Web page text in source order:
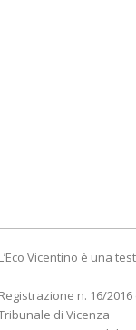
L’Eco Vicentino è una
Registrazione n. 16/
di Vicenza